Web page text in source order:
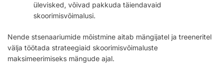
ülevisked, võivad pakkuda täiendavaid
skoorimisvõimalusi.
Nende stsenaariumide mõistmine aitab mängijatel ja treeneritel
välja töötada strateegiaid skoorimisvõimaluste
maksimeerimiseks mängude ajal.